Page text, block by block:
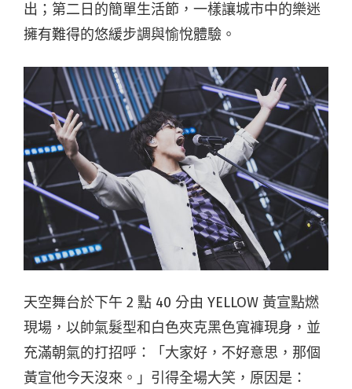
出；第二日的簡單生活節，一樣讓城市中的樂迷
擁有難得的悠緩步調與愉悅體驗。
天空舞台於下午 2 點 40 分由 YELLOW 黃宣點燃
現場，以帥氣髮型和白色夾克黑色寬褲現身，並
充滿朝氣的打招呼：「大家好，不好意思，那個
黃宣他今天沒來。」引得全場大笑，原因是：